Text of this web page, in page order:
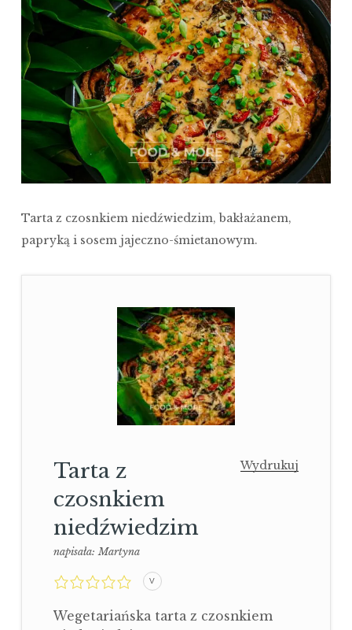
Tarta z czosnkiem niedźwiedzim, bakłażanem,
papryką i sosem jajeczno-śmietanowym.
Wydrukuj
Tarta z
czosnkiem
niedźwiedzim
napisała:Martyna
0,0
rating
V
Wegetariańska tarta z czosnkiem